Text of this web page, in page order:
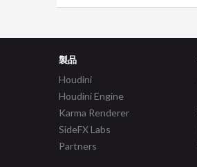
製品
Houdini
Houdini Engine
Karma Renderer
SideFX Labs
Partners